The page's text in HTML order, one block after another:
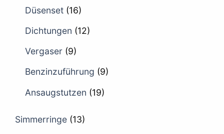
Düsenset (16)
Dichtungen (12)
Vergaser (9)
Benzinzuführung (9)
Ansaugstutzen (19)
Simmerringe (13)